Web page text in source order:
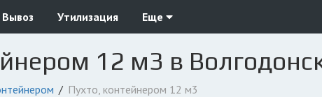
Вывоз Утилизация Еще
12 м3 в
Пухто, контейнером 12 м3